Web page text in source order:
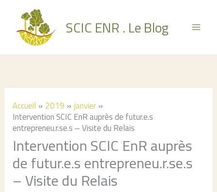
contenu
SCIC ENR . Le Blog
Accueil 2019
janvier
Intervention SCIC EnR auprès de futur.e.s
entrepreneu.r.se.s – Visite du Relais
Intervention SCIC EnR auprès
de futur.e.s entrepreneu.r.se.s
– Visite du Relais